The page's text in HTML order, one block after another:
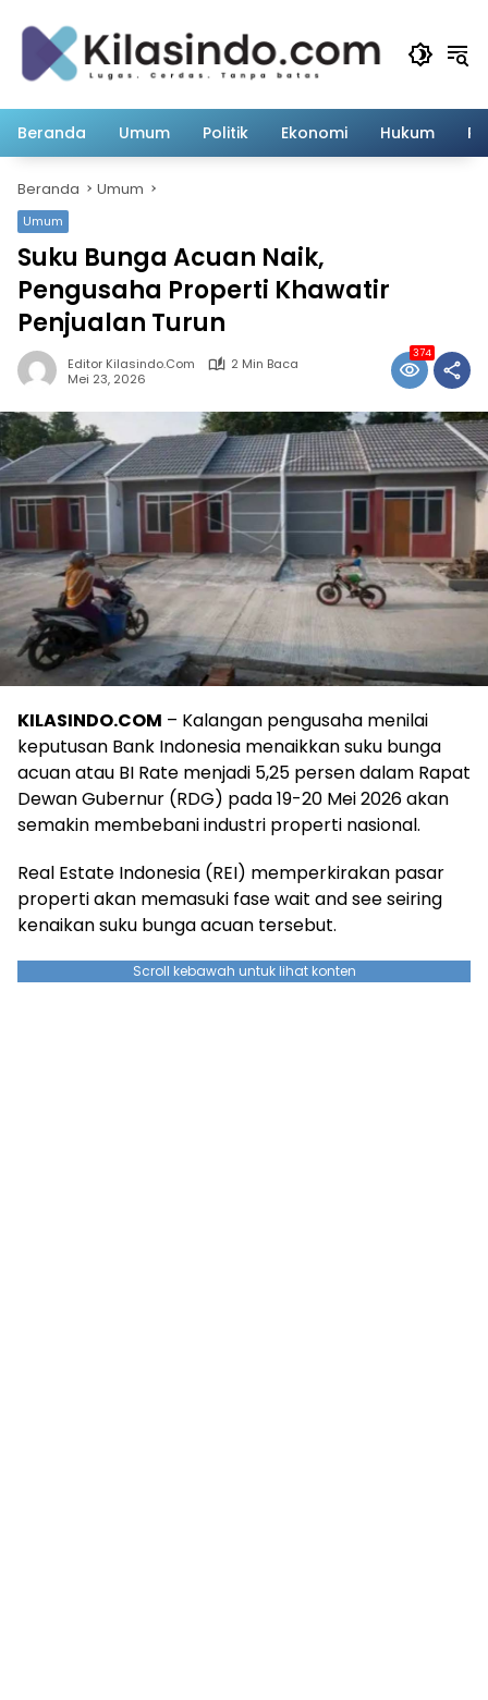
Beranda Umum Politik Ekonomi Hukum
Beranda Umum
Umum
Suku Bunga Acuan Naik,
Pengusaha Properti Khawatir
Penjualan Turun
Editor Kilasindo.com
2 Min Baca
Mei 23, 2026
374
KILASINDO.COM – Kalangan pengusaha menilai
keputusan Bank Indonesia menaikkan suku bunga
acuan atau BI Rate menjadi 5,25 persen dalam Rapat
Dewan Gubernur (RDG) pada 19-20 Mei 2026 akan
semakin membebani industri properti nasional.
Real Estate Indonesia (REI) memperkirakan pasar
properti akan memasuki fase wait and see seiring
kenaikan suku bunga acuan tersebut.
Scroll kebawah untuk lihat konten